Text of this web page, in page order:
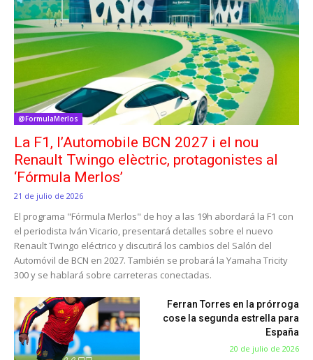
@FormulaMerlos
La F1, l’Automobile BCN 2027 i el nou
Renault Twingo elèctric, protagonistes al
‘Fórmula Merlos’
21 de julio de 2026
El programa "Fórmula Merlos" de hoy a las 19h abordará la F1 con
el periodista Iván Vicario, presentará detalles sobre el nuevo
Renault Twingo eléctrico y discutirá los cambios del Salón del
Automóvil de BCN en 2027. También se probará la Yamaha Tricity
300 y se hablará sobre carreteras conectadas.
Ferran Torres en la prórroga
cose la segunda estrella para
España
20 de julio de 2026